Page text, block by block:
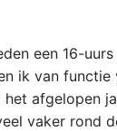
een 16-
ik van functie
het afgelopen
vaker rond